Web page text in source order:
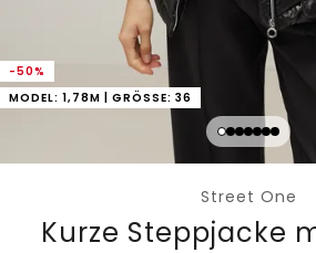
-50%
MODEL: 1,78M | GRÖSSE: 36
Street One
Kurze Steppjacke